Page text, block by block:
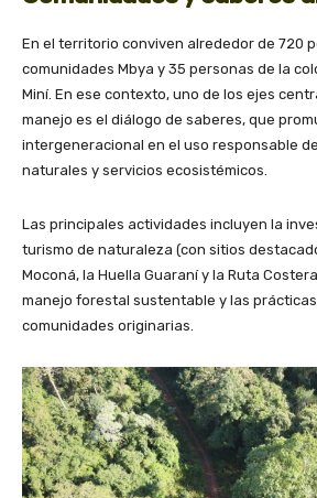
En el territorio conviven alrededor de 720
comunidades Mbya y 35 personas de la
Miní. En ese contexto, uno de los ejes
manejo es el diálogo de saberes, que
intergeneracional en el uso responsable
naturales y servicios ecosistémicos.
Las principales actividades incluyen la
turismo de naturaleza (con sitios
Moconá, la Huella Guaraní y la Ruta
manejo forestal sustentable y las
comunidades originarias.